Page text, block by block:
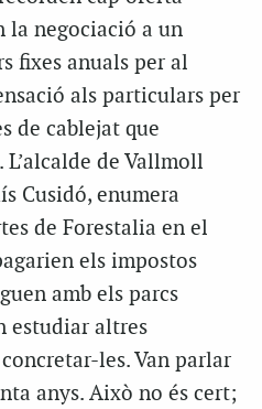
la negociació a un
fixes anuals per al
als particulars per
de cablejat que
de Vallmoll
Cusidó, enumera
de Forestalia en el
els impostos
amb els parcs
estudiar altres
les. Van parlar
anys. Això no és cert;